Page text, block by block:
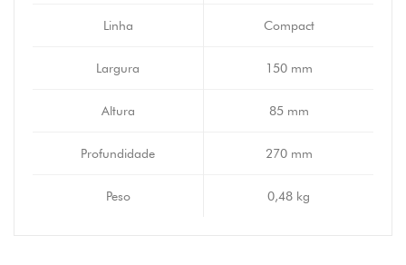
Linha Compact
Largura 150 mm
Altura 85 mm
Profundidade 270 mm
Peso 0,48 kg